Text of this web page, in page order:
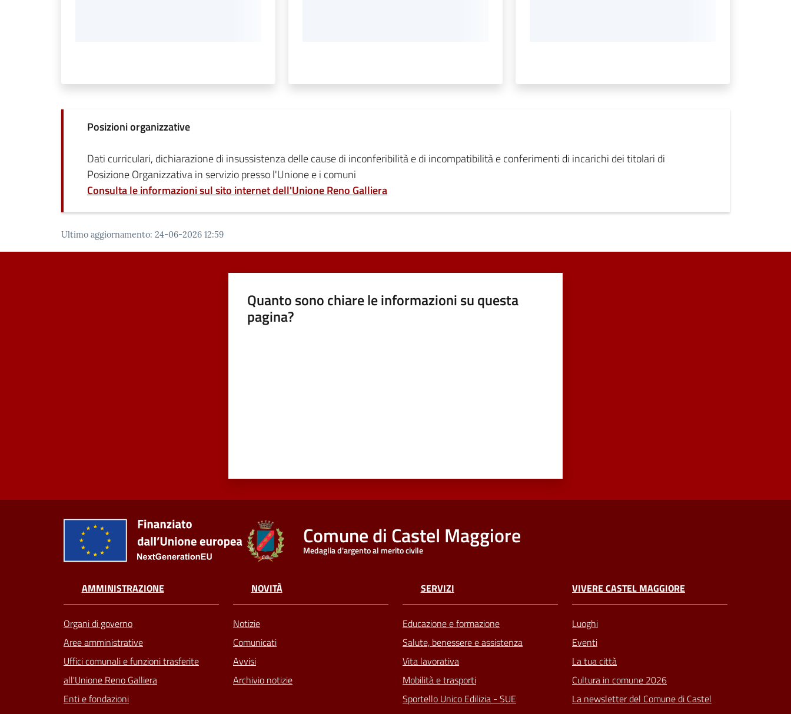
Posizioni organizzative
Dati curriculari, dichiarazione di insussistenza delle cause di inconferibilità e di incompatibilità e conferimenti di incarichi dei titolari di
Posizione Organizzativa in servizio presso l'Unione e i comuni
Consulta le informazioni sul sito internet dell'Unione Reno Galliera
Ultimo aggiornamento: 24-06-2026 12:59
Quanto sono chiare le informazioni su questa
pagina?
Comune di Castel Maggiore
Medaglia d'argento al merito civile
AMMINISTRAZIONE
Organi di governo
Aree amministrative
Uffici comunali e funzioni trasferite
all'Unione Reno Galliera
Enti e fondazioni
NOVITÀ
Notizie
Comunicati
Avvisi
Archivio notizie
SERVIZI
Educazione e formazione
Salute, benessere e assistenza
Vita lavorativa
Mobilità e trasporti
Sportello Unico Edilizia - SUE
VIVERE CASTEL MAGGIORE
Luoghi
Eventi
La tua città
Cultura in comune 2026
La newsletter del Comune di Castel